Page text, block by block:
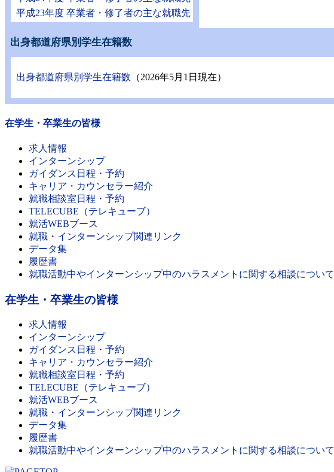
平成23年度 卒業者・修了者の主な就職先
出身都道府県別学生在籍数
出身都道府県別学生在籍数 （2026年5月1日現在）
在学生・卒業生の皆様
求人情報
インターンシップ
ガイダンス日程・予約
キャリア・カウンセラー紹介
就職相談室日程・予約
TELECUBE（テレキューブ）
就活WEBブース
就職・インターンシップ関連リンク
データ集
履歴書
就職活動中やインターンシップ中のハラスメントに関する相談について
在学生・卒業生の皆様
求人情報
インターンシップ
ガイダンス日程・予約
キャリア・カウンセラー紹介
就職相談室日程・予約
TELECUBE（テレキューブ）
就活WEBブース
就職・インターンシップ関連リンク
データ集
履歴書
就職活動中やインターンシップ中のハラスメントに関する相談について